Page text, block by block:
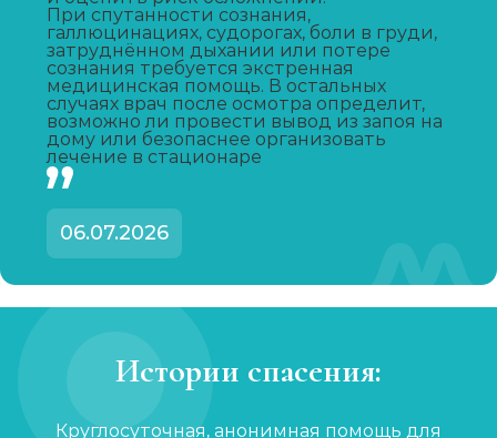
Капельница от запоя
от 2 000 ₽ Записаться
Капельница от похмелья
от 1 500 ₽ Записаться
Лечение женского алкоголизма
Кодирование уколом
При спутанности сознания,
галлюцинациях, судорогах, боли в груди,
затруднённом дыхании или потере
сознания требуется экстренная
медицинская помощь. В остальных
случаях врач после осмотра определит,
возможно ли провести вывод из запоя на
дому или безопаснее организовать
лечение в стационаре
06.07.2026
Истории спасения:
Круглосуточная, анонимная помощь для